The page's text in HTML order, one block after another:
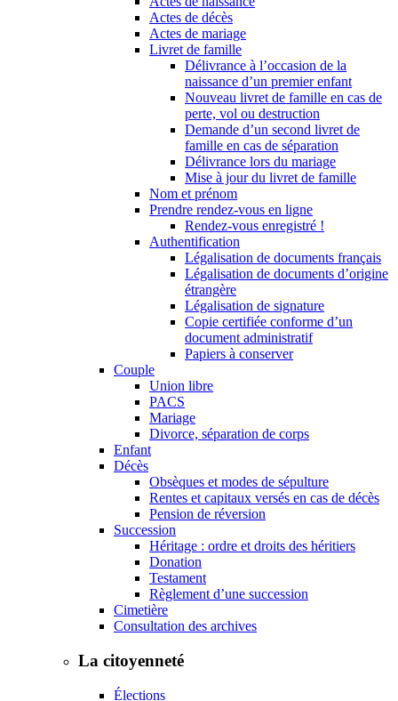
Actes de décès
Actes de mariage
Livret de famille
Délivrance à l’occasion de la
naissance d’un premier enfant
Nouveau livret de famille en cas de
perte, vol ou destruction
Demande d’un second livret de
famille en cas de séparation
Délivrance lors du mariage
Mise à jour du livret de famille
Nom et prénom
Prendre rendez-vous en ligne
Rendez-vous enregistré !
Authentification
Légalisation de documents français
Légalisation de documents d’origine
étrangère
Légalisation de signature
Copie certifiée conforme d’un
document administratif
Papiers à conserver
Couple
Union libre
PACS
Mariage
Divorce, séparation de corps
Enfant
Décès
Obsèques et modes de sépulture
Rentes et capitaux versés en cas de décès
Pension de réversion
Succession
Héritage : ordre et droits des héritiers
Donation
Testament
Règlement d’une succession
Cimetière
Consultation des archives
La citoyenneté
Élections